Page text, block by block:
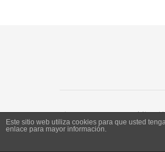
Siente Jerez 2020.
Este sitio web utiliza cookies para que usted
enlace para mayor información.